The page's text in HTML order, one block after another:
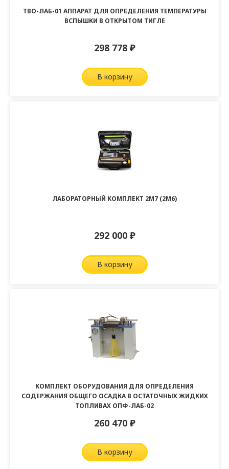
ТВО-ЛАБ-01 АППАРАТ ДЛЯ ОПРЕДЕЛЕНИЯ ТЕМПЕРАТУРЫ
ВСПЫШКИ В ОТКРЫТОМ ТИГЛЕ
298 778 ₽
в корзину
ЛАБОРАТОРНЫЙ КОМПЛЕКТ 2М7 (2М6)
292 000 ₽
в корзину
КОМПЛЕКТ ОБОРУДОВАНИЯ ДЛЯ ОПРЕДЕЛЕНИЯ
СОДЕРЖАНИЯ ОБЩЕГО ОСАДКА В ОСТАТОЧНЫХ ЖИДКИХ
ТОПЛИВАХ ОПФ-ЛАБ-02
260 470 ₽
в корзину